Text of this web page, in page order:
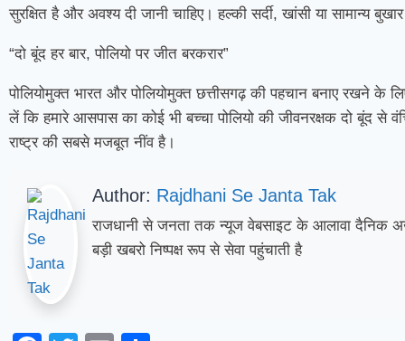
सुरक्षित है और अवश्य दी जानी चाहिए। हल्की सर्दी, खांसी या सामान्य
“दो बूंद हर बार, पोलियो पर जीत बरकरार”
पोलियोमुक्त भारत और पोलियोमुक्त छत्तीसगढ़ की पहचान बनाए रखने के
लें कि हमारे आसपास का कोई भी बच्चा पोलियो की जीवनरक्षक दो बूंद से
राष्ट्र की सबसे मजबूत नींव है।
Author: Rajdhani Se Janta Tak
राजधानी से जनता तक न्यूज वेबसाइट के आलावा दैनिक
बड़ी खबरो निष्पक्ष रूप से सेवा पहुंचाती है